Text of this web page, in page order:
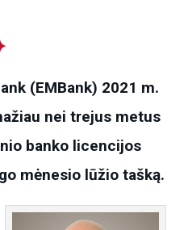
(EMBank) 2021 m.
nei trejus metus
banko licencijos
mėnesio lūžio tašką.